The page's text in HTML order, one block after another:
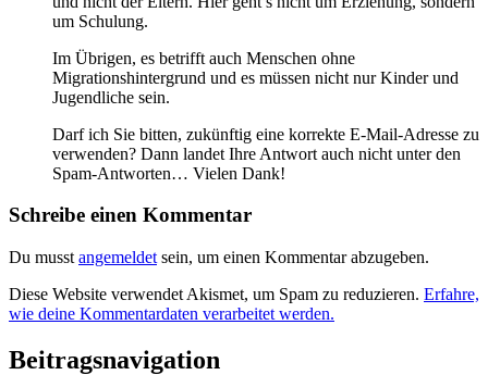
um Schulung.
Im Übrigen, es betrifft auch Menschen ohne
Migrationshintergrund und es müssen nicht nur Kinder und
Jugendliche sein.
Darf ich Sie bitten, zukünftig eine korrekte E-Mail-Adresse zu
verwenden? Dann landet Ihre Antwort auch nicht unter den
Spam-Antworten… Vielen Dank!
Schreibe einen Kommentar
Du musst angemeldet sein, um einen Kommentar abzugeben.
Diese Website verwendet Akismet, um Spam zu reduzieren. Erfahre,
wie deine Kommentardaten verarbeitet werden.
Beitragsnavigation